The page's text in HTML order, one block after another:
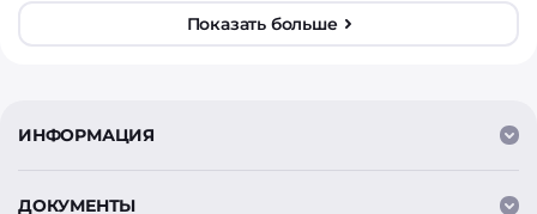
Показать больше
ИНФОРМАЦИЯ
ДОКУМЕНТЫ